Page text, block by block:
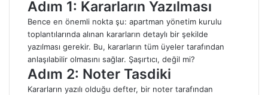
Adım 1: Kararların Yazılması
Bence en önemli nokta şu: apartman yönetim kurulu
toplantılarında alınan kararların detaylı bir şekilde
yazılması gerekir. Bu, kararların tüm üyeler tarafından
anlaşılabilir olmasını sağlar. Şaşırtıcı, değil mi?
Adım 2: Noter Tasdiki
Kararların yazılı olduğu defter, bir noter tarafından